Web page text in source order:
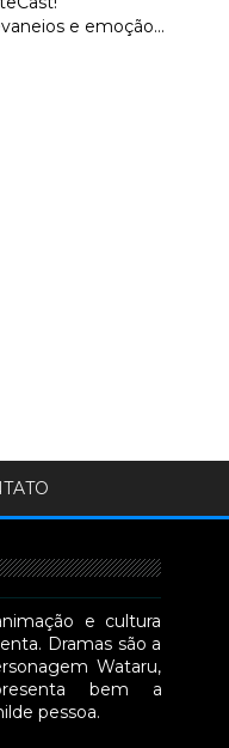
e emoção...
e cultura
Dramas são a
Wataru,
bem a
pessoa.